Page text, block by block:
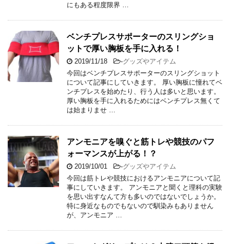
にもある程度限界 …
ベンチプレスサポーターのスリングショ
ットで厚い胸板を手に入れる！
2019/11/18 -グッズやアイテム
今回はベンチプレスサポーターのスリングショット
について記事にしていきます。 厚い胸板に憧れてベ
ンチプレスを始めたり、行う人は多いと思います。
厚い胸板を手に入れるためにはベンチプレス無くて
は始まりませ …
アンモニアを嗅ぐと筋トレや競技のパフ
ォーマンスが上がる！？
2019/10/01 -グッズやアイテム
今回は筋トレや競技におけるアンモニアについて記
事にしていきます。 アンモニアと聞くと理科の実験
を思い出すなんて方も多いのではないでしょうか。
特に身近なものでもないので馴染みもありません
が、アンモニア …